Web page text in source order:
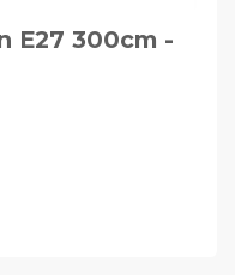
E27 300cm -